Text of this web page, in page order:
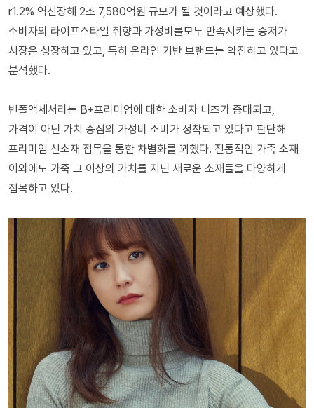
r1.2% 역신장해 2조 7,580억원 규모가 될 것이라고 예상했다.
소비자의 라이프스타일 취향과 가성비를모두 만족시키는 중저가
시장은 성장하고 있고, 특히 온라인 기반 브랜드는 약진하고 있다고
분석했다.
빈폴액세서리는 B+프리미엄에 대한 소비자 니즈가 증대되고,
가격이 아닌 가치 중심의 가성비 소비가 정착되고 있다고 판단해
프리미엄 신소재 접목을 통한 차별화를 꾀했다. 전통적인 가죽 소재
이외에도 가죽 그 이상의 가치를 지닌 새로운 소재들을 다양하게
접목하고 있다.